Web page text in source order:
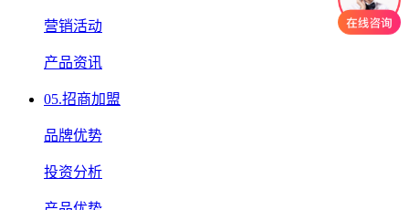
营销活动
产品资讯
05.招商加盟
品牌优势
投资分析